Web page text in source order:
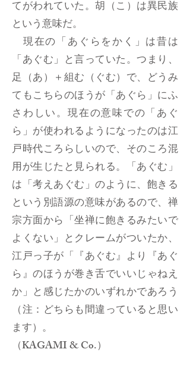
てがわれていた。胡（こ）は異民族
という意味だ。
現在の「あぐらをかく」は昔は
「あぐむ」と言っていた。つまり、
足（あ）＋組む（ぐむ）で、どうみ
てもこちらのほうが「あぐら」にふ
さわしい。現在の意味での「あぐ
ら」が使われるようになったのは江
戸時代ころらしいので、そのころ混
用が生じたと見られる。「あぐむ」
は「考えあぐむ」のように、飽きる
という別語源の意味があるので、禅
宗方面から「坐禅に飽きるみたいで
よくない」とクレームがついたか、
江戸っ子が「『あぐむ』より『あぐ
ら』のほうが巻き舌でいいじゃねえ
か」と感じたかのいずれかであろう
（注：どちらも間違っていると思い
ます）。
（KAGAMI & Co.）